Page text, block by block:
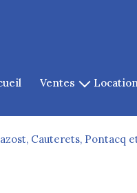
ventes
Cauterets, Pontacq